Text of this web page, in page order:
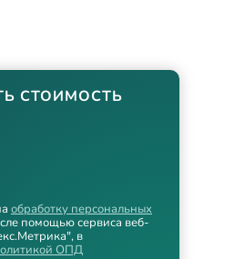
СТОИМОСТЬ
обработку персональных
помощью сервиса веб-
в
ОПД